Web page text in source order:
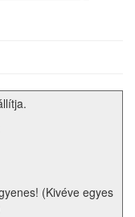
(Kivéve egyes